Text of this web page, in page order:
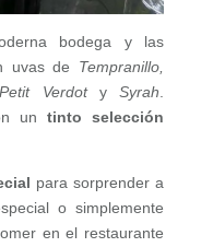
bodega y las
uvas de Tempranillo,
VerdotySyrah
untinto selección
para sorprender a
o simplemente
en el restaurante